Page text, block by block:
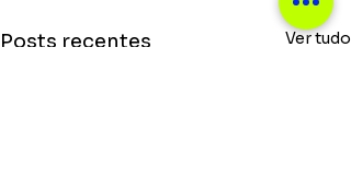
Posts recentes Ver tudo